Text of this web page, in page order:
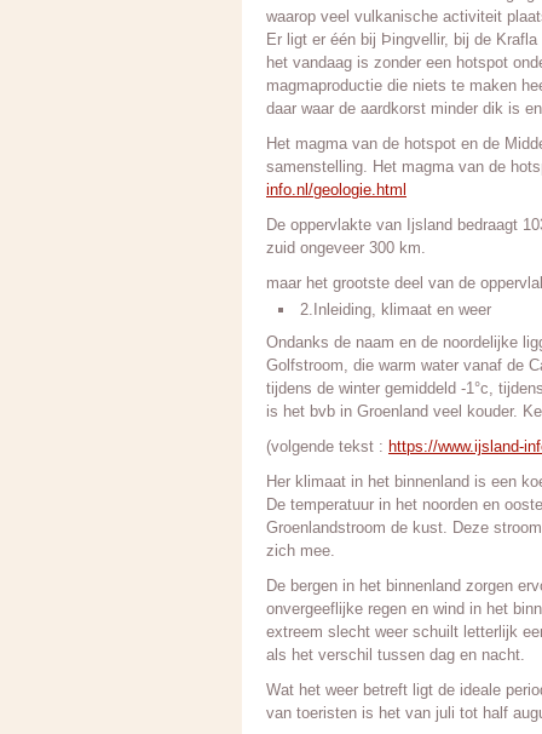
waarop veel vulkanische activiteit
Er ligt er één bij Þingvellir, bij de
het vandaag is zonder een hotspot
magmaproductie die niets te maken
daar waar de aardkorst minder dik is
Het magma van de hotspot en de
samenstelling. Het magma van de
info.nl/geologie.html
De oppervlakte van Ijsland bedraagt
zuid ongeveer 300 km.
maar het grootste deel van de
2.Inleiding, klimaat en weer
Ondanks de naam en de noordelijke
Golfstroom, die warm water vanaf de
tijdens de winter gemiddeld -1°c,
is het bvb in Groenland veel kouder.
(volgende tekst : https://www.ijsland-
Her klimaat in het binnenland is een
De temperatuur in het noorden en
Groenlandstroom de kust. Deze
zich mee.
De bergen in het binnenland zorgen
onvergeeflijke regen en wind in het
extreem slecht weer schuilt letterlijk
als het verschil tussen dag en nacht.
Wat het weer betreft ligt de ideale
van toeristen is het van juli tot half